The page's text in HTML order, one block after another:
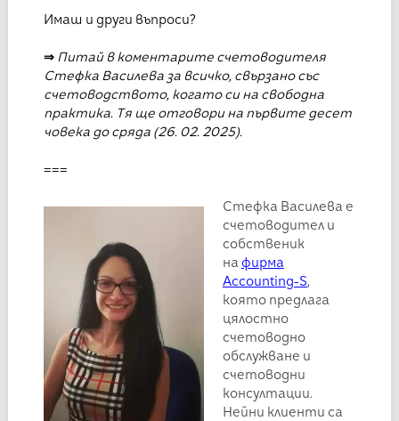
Имаш и други въпроси?
⇒ Питай в коментарите счетоводителя
Стефка Василева за всичко, свързано със
счетоводството, когато си на свободна
практика. Тя ще отговори на първите десет
човека до сряда (26. 02. 2025).
===
Стефка Василева е
счетоводител и
собственик
на фирма
Accounting-S,
която предлага
цялостно
счетоводно
обслужване и
счетоводни
консултации.
Нейни клиенти са